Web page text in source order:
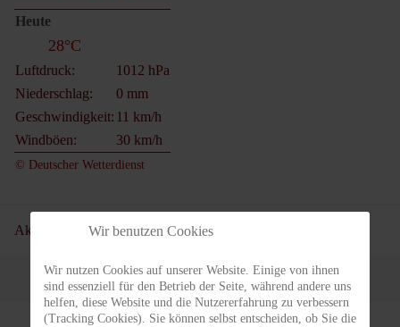
Heute
28°C
Luftdruck:
1012 hPa
Niederschlag:
0 mm
Geschwindigkeit: 11 km/h
Windböen:
30 km/h
© Deutscher Wetterdienst
Aktuelle Seite:Startseite Verein
Wir benutzen Cookies
Wir nutzen Cookies auf unserer Website. Einige von ihnen
sind essenziell für den Betrieb der Seite, während andere uns
helfen, diese Website und die Nutzererfahrung zu verbessern
(Tracking Cookies). Sie können selbst entscheiden, ob Sie die